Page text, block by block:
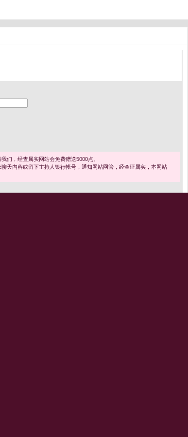
们，经查属实网站会免费赠送5000点。
天内容或留下主持人银行帐号，通知网站网管，经查证属实，本网站